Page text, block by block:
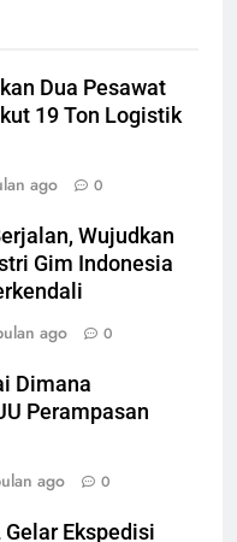
Dua Pesawat
19 Ton Logistik
ago 0
Wujudkan
Gim Indonesia
ago 0
Dimana
Perampasan
ago 0
Gelar Ekspedisi